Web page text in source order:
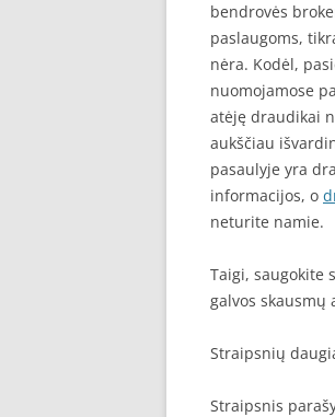
bendrovės
paslaugoms,
nėra. Kodėl,
nuomojamose
atėję draudikai
aukščiau
pasaulyje yra
informacijos, o
neturite namie.
Taigi, saugokite
galvos skausmų
Straipsnių
Straipsnis